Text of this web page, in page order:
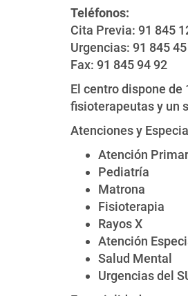
Teléfonos:
Cita Previa: 91 845
Urgencias: 91 845
Fax: 91 845 94 92
El centro dispone
fisioterapeutas y un
Atenciones y
Atención
Pediatría
Matrona
Fisioterapia
Rayos X
Atención
Salud Mental
Urgencias del